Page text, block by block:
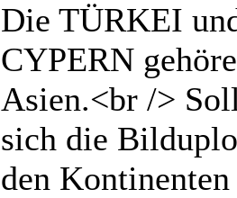
Die TÜRKEI
CYPERN
Asien.<br />
sich die
den